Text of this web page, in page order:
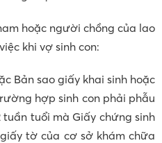
hoặc người chồng của lao
khi vợ sinh con:
Bản sao giấy khai sinh hoặc
hợp sinh con phải phẫu
tuổi mà Giấy chứng sinh
tờ của cơ sở khám chữa